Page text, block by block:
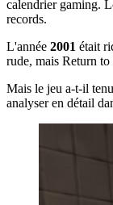
calendrier gaming.
records.
L'année 2001 était
rude, mais Return to
Mais le jeu a-t-il
analyser en détail